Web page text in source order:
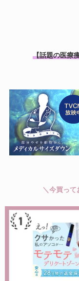
【話題の医療
＼今買っ